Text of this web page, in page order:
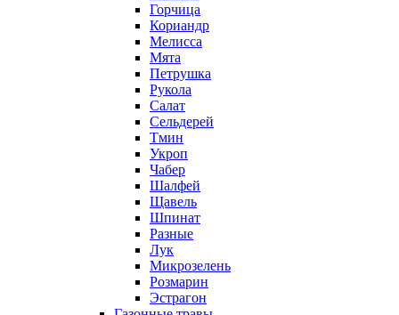
Горчица
Кориандр
Мелисса
Мята
Петрушка
Рукола
Салат
Сельдерей
Тмин
Укроп
Чабер
Шалфей
Щавель
Шпинат
Разные
Лук
Микрозелень
Розмарин
Эстрагон